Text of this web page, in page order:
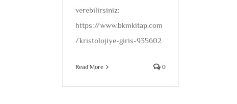
verebilirsiniz:
https://www.bkmkitap.com
/kristolojiye-giris-935602
Read More 0